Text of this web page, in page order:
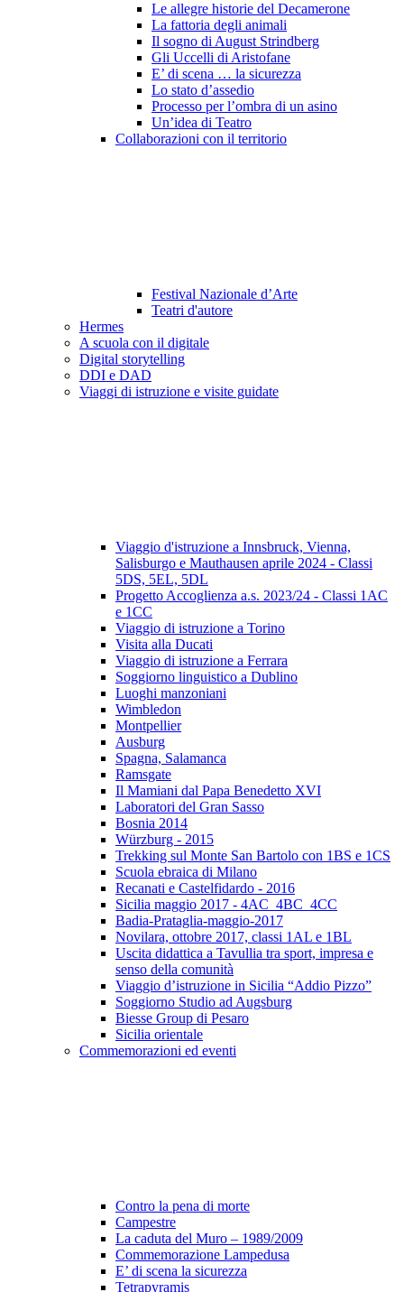
Le allegre historie del Decamerone
La fattoria degli animali
Il sogno di August Strindberg
Gli Uccelli di Aristofane
E’ di scena … la sicurezza
Lo stato d’assedio
Processo per l’ombra di un asino
Un’idea di Teatro
Collaborazioni con il territorio
Festival Nazionale d’Arte
Teatri d'autore
Hermes
A scuola con il digitale
Digital storytelling
DDI e DAD
Viaggi di istruzione e visite guidate
Viaggio d'istruzione a Innsbruck, Vienna,
Salisburgo e Mauthausen aprile 2024 - Classi
5DS, 5EL, 5DL
Progetto Accoglienza a.s. 2023/24 - Classi 1AC
e 1CC
Viaggio di istruzione a Torino
Visita alla Ducati
Viaggio di istruzione a Ferrara
Soggiorno linguistico a Dublino
Luoghi manzoniani
Wimbledon
Montpellier
Ausburg
Spagna, Salamanca
Ramsgate
Il Mamiani dal Papa Benedetto XVI
Laboratori del Gran Sasso
Bosnia 2014
Würzburg - 2015
Trekking sul Monte San Bartolo con 1BS e 1CS
Scuola ebraica di Milano
Recanati e Castelfidardo - 2016
Sicilia maggio 2017 - 4AC_4BC_4CC
Badia-Prataglia-maggio-2017
Novilara, ottobre 2017, classi 1AL e 1BL
Uscita didattica a Tavullia tra sport, impresa e
senso della comunità
Viaggio d’istruzione in Sicilia “Addio Pizzo”
Soggiorno Studio ad Augsburg
Biesse Group di Pesaro
Sicilia orientale
Commemorazioni ed eventi
Contro la pena di morte
Campestre
La caduta del Muro – 1989/2009
Commemorazione Lampedusa
E’ di scena la sicurezza
Tetrapyramis